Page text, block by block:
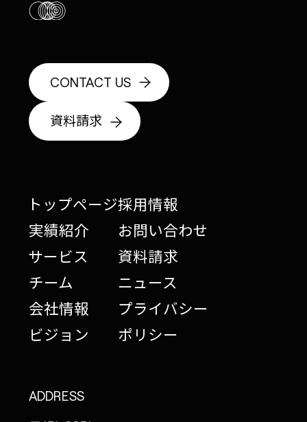
CONTACT US
資料請求
トップページ
実績紹介
サービス
チーム
会社情報
ビジョン
採用情報
お問い合わせ
資料請求
ニュース
プライバシー
ポリシー
ADDRESS